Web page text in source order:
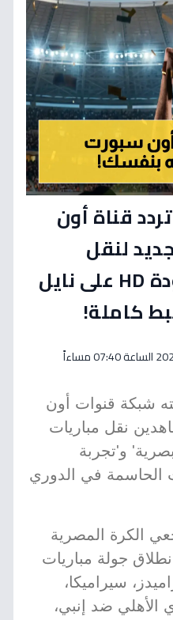
قناة أون
لنقل
مباريات اليوم بجودة HD على نايل
كاملة!
شبكة قنوات أون
نقل مباريات
و'تجربة
الحاسمة في الدوري
الكرة المصرية
جولة مباريات
سيراميكا،
الأهلي ضد إنبي،